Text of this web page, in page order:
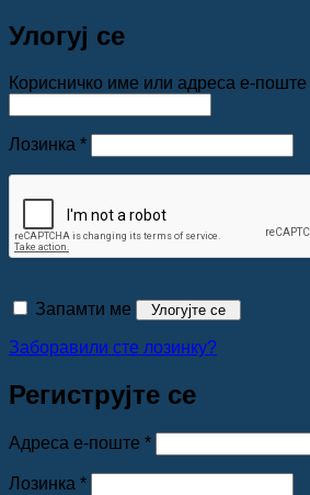
Улогуј се
Корисничко име или адреса е-поште
Лозинка *Обавезно
Запамти ме Улогујте се
Заборавили сте лозинку?
Региструјте се
Адреса е-поште *Обавезно
Лозинка *Обавезно